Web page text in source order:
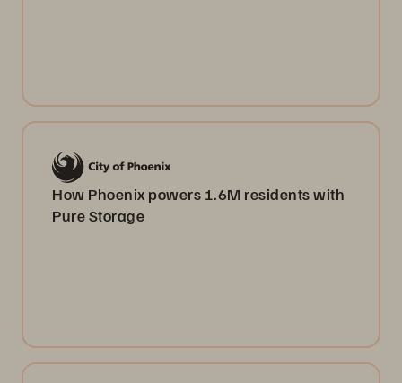
How Phoenix powers 1.6M residents with
Pure Storage